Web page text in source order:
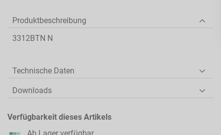
Verfügbarkeit dieses Artikels
Ab Lager verfügbar
Produktbeschreibung
3312BTN N
Technische Daten
Downloads